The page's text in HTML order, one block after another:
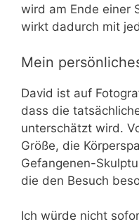
wird am Ende einer
wirkt dadurch mit
Mein
David ist auf
dass die
unterschätzt wird.
Größe, die
Gefangenen-
die den Besuch
Ich würde nicht